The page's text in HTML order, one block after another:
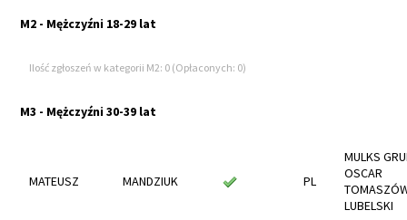
M2 - Mężczyźni 18-29 lat
Ilość zgłoszeń w kategorii M2: 0 (Opłaconych: 0)
M3 - Mężczyźni 30-39 lat
MATEUSZ MANDZIUK PL
MULKS
OSCAR
LUBELSKI